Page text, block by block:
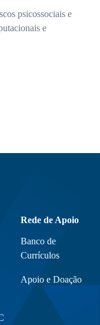
psicossociais e
e
Rede de Apoio
Banco de
Currículos
Apoio e Doação